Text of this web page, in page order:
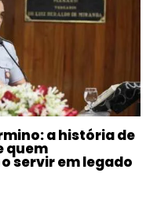
a história de
quem
servir em legado